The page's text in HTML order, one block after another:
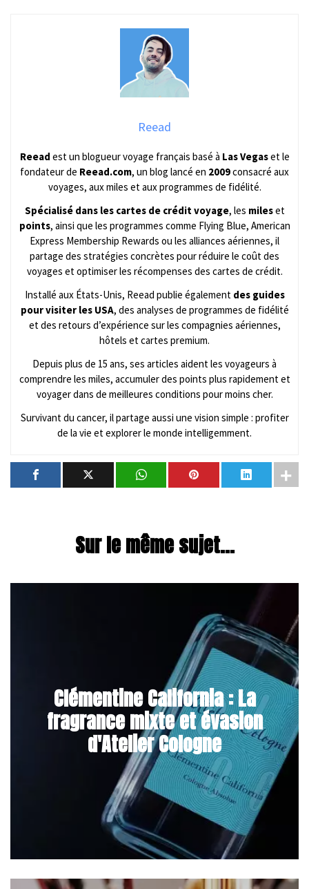
Reead
Reead est un blogueur voyage français basé à Las Vegaset le
fondateur de Reead.com, un blog lancé en 2009consacré aux
voyages, aux miles et aux programmes de fidélité.
Spécialisé dans les cartes de crédit voyage, les mileset
points, ainsi que les programmes comme Flying Blue, American
Express Membership Rewards ou les alliances aériennes, il
partage des stratégies concrètes pour réduire le coût des
voyages et optimiser les récompenses des cartes de crédit.
Installé aux États-Unis, Reead publie également des guides
pour visiter les USA, des analyses de programmes de fidélité
et des retours d’expérience sur les compagnies aériennes,
hôtels et cartes premium.
Depuis plus de 15 ans, ses articles aident les voyageurs à
comprendre les miles, accumuler des points plus rapidement et
voyager dans de meilleures conditions pour moins cher.
Survivant du cancer, il partage aussi une vision simple : profiter
de la vie et explorer le monde intelligemment.
Sur le même sujet...
Clémentine California : La
fragrance mixte et évasion
d'Atelier Cologne